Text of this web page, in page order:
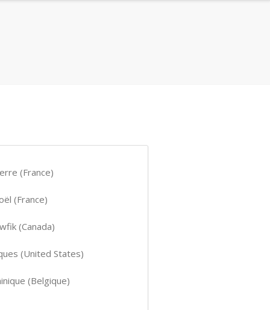
(France)
(France)
(Canada)
(United States)
(Belgique)